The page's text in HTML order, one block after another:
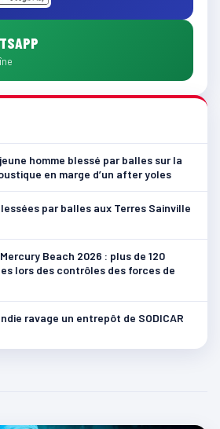
homme blessé par balles sur la
en marge d’un after yoles
par balles aux Terres Sainville
Beach 2026 : plus de 120
lors des contrôles des forces de
ravage un entrepôt de SODICAR